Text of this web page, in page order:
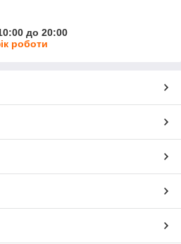
до 20:00
роботи